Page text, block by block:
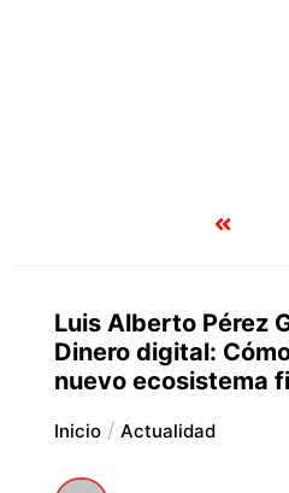
Luis Alberto Pérez
Dinero digital:
nuevo ecosistema
Inicio Actualidad